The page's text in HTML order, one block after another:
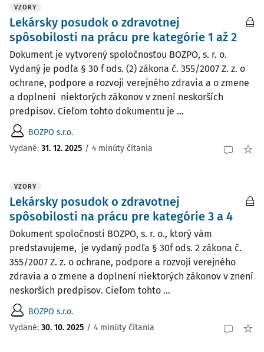
VZORY
Lekársky posudok o zdravotnej
spôsobilosti na prácu pre kategórie 1 až 2
Dokument je vytvorený spoločnosťou BOZPO, s. r. o.
Vydaný je podľa § 30 f ods. (2) zákona č. 355/2007 Z. z. o
ochrane, podpore a rozvoji verejného zdravia a o zmene
a doplnení niektorých zákonov v znení neskorších
predpisov. Cieľom tohto dokumentu je ...
BOZPO s.r.o.
Vydané: 31. 12. 2025 / 4 minúty čítania
VZORY
Lekársky posudok o zdravotnej
spôsobilosti na prácu pre kategórie 3 a 4
Dokument spoločnosti BOZPO, s. r. o., ktorý vám
predstavujeme, je vydaný podľa § 30f ods. 2 zákona č.
355/2007 Z. z. o ochrane, podpore a rozvoji verejného
zdravia a o zmene a doplnení niektorých zákonov v znení
neskorších predpisov. Cieľom tohto ...
BOZPO s.r.o.
Vydané: 30. 10. 2025 / 4 minúty čítania